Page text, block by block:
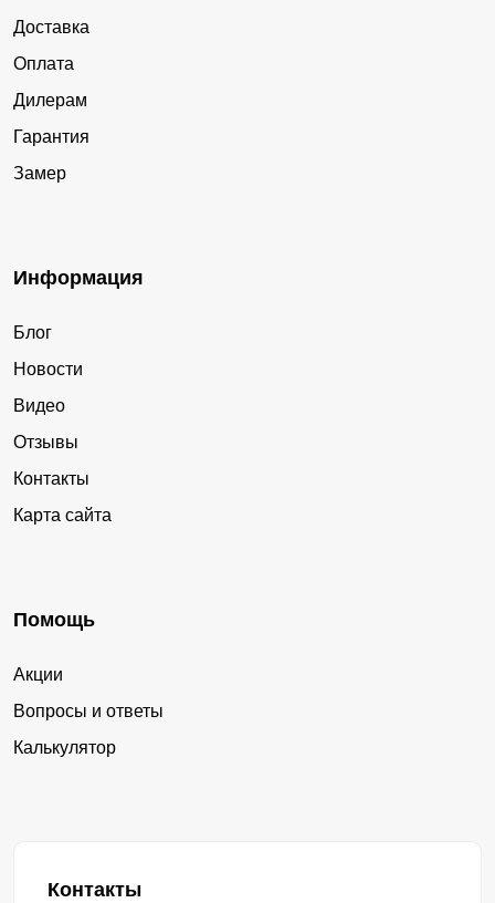
Доставка
Оплата
Дилерам
Гарантия
Замер
Информация
Блог
Новости
Видео
Отзывы
Контакты
Карта сайта
Помощь
Акции
Вопросы и ответы
Калькулятор
Контакты